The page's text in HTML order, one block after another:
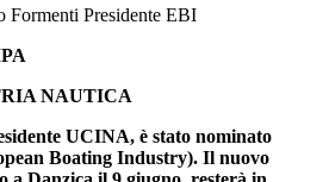
Presidente EBI
NAUTICA
UCINA, è stato nominato
Boating Industry). Il nuovo